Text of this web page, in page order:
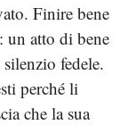
Finire bene
un atto di bene
fedele.
perché li
che la sua